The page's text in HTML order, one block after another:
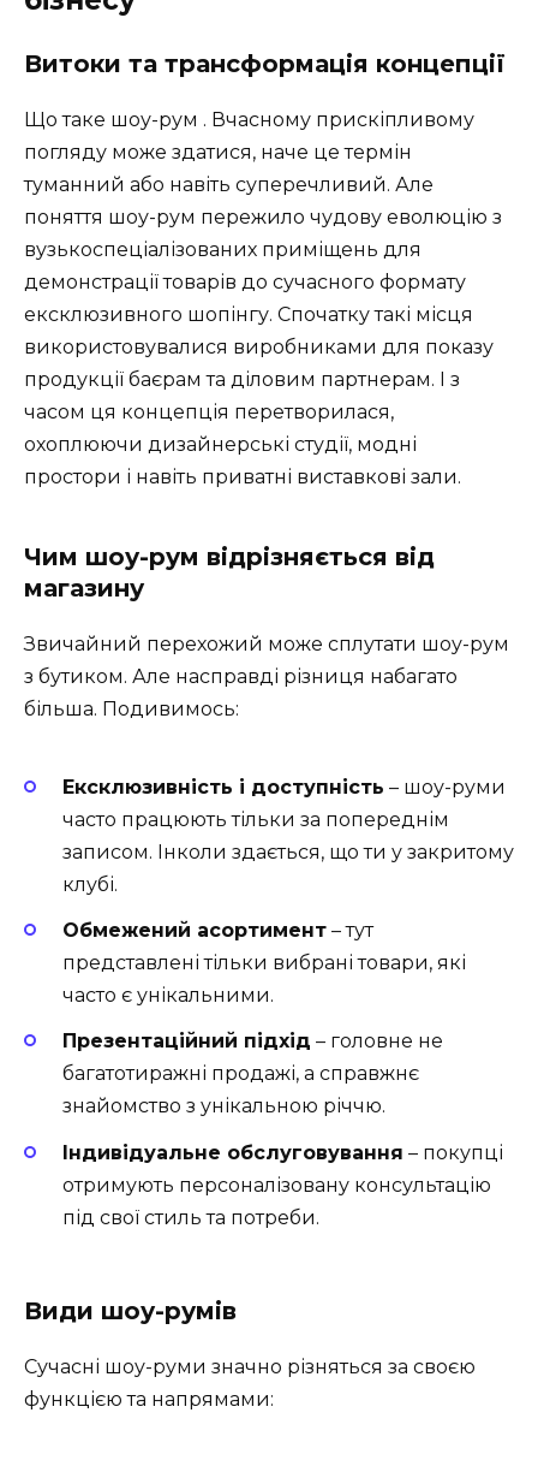
Витоки та трансформація концепції
Що таке шоу-рум . Вчасному прискіпливому
погляду може здатися, наче це термін
туманний або навіть суперечливий. Але
поняття шоу-рум пережило чудову еволюцію з
вузькоспеціалізованих приміщень для
демонстрації товарів до сучасного формату
ексклюзивного шопінгу. Спочатку такі місця
використовувалися виробниками для показу
продукції баєрам та діловим партнерам. І з
часом ця концепція перетворилася,
охоплюючи дизайнерські студії, модні
простори і навіть приватні виставкові зали.
Чим шоу-рум відрізняється від
магазину
Звичайний перехожий може сплутати шоу-рум
з бутиком. Але насправді різниця набагато
більша. Подивимось:
Ексклюзивність і доступність – шоу-руми
часто працюють тільки за попереднім
записом. Інколи здається, що ти у закритому
клубі.
Обмежений асортимент – тут
представлені тільки вибрані товари, які
часто є унікальними.
Презентаційний підхід – головне не
багатотиражні продажі, а справжнє
знайомство з унікальною річчю.
Індивідуальне обслуговування – покупці
отримують персоналізовану консультацію
під свої стиль та потреби.
Види шоу-румів
Сучасні шоу-руми значно різняться за своєю
функцією та напрямами: